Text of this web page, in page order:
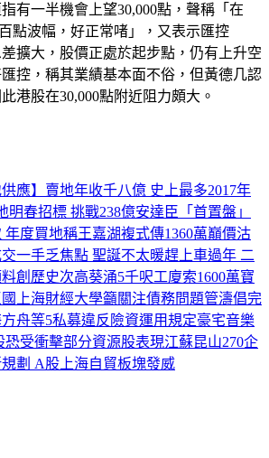
有一半機會上望30,000點，聲稱「在
點波幅，好正常啫」，又表示匯控
差擴大，股價正處於起步點，仍有上升空
控，稱其業績基本面不俗，但黃德几認
港股在30,000點附近阻力頗大。
供應】賣地年收千八億 史上最多2017年
明春招標 挑戰238億安達臣「首置盤」
年度買地稱王嘉湖複式傳1360萬巔價沽
一手乏焦點 聖誕不太暖趕上車過年 二
創歷史次高葵涌5千呎工廈索1600萬寶
上海財經大學籲關注債務問題管濤倡完
舟等5私募違反險資運用規定豪宅音樂
恐受衝擊部分資源股表現江蘇昆山270企
劃 A股上海自貿板塊發威